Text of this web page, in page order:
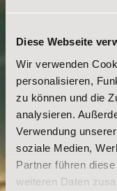
Diese Webseite
Wir verwenden
personalisieren,
zu können und die
analysieren.
Verwendung
soziale Medien,
Partner führen
weiteren Daten